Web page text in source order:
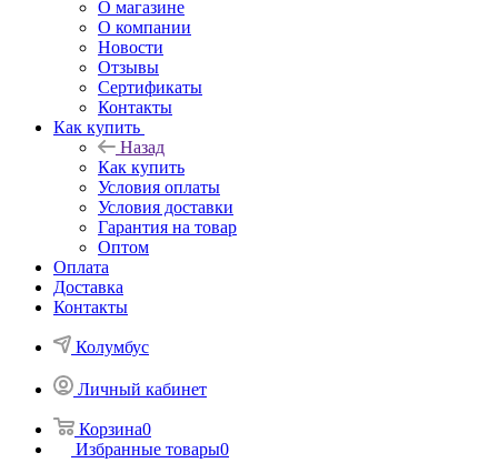
О магазине
О компании
Новости
Отзывы
Сертификаты
Контакты
Как купить
Назад
Как купить
Условия оплаты
Условия доставки
Гарантия на товар
Оптом
Оплата
Доставка
Контакты
Колумбус
Личный кабинет
Корзина0
Избранные товары0